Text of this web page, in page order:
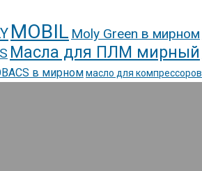
MOBIL Moly Green в мирном
Масла для ПЛМ мирный
в мирноммасло для компрессоров